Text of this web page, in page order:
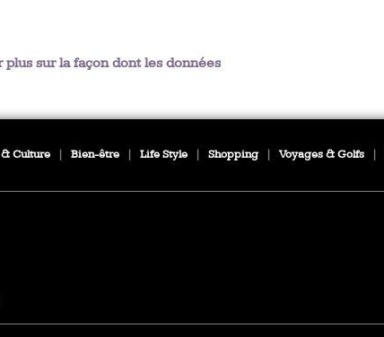
plus sur la façon dont les données
Culture Bien-être Life Style Shopping Voyages & Golfs